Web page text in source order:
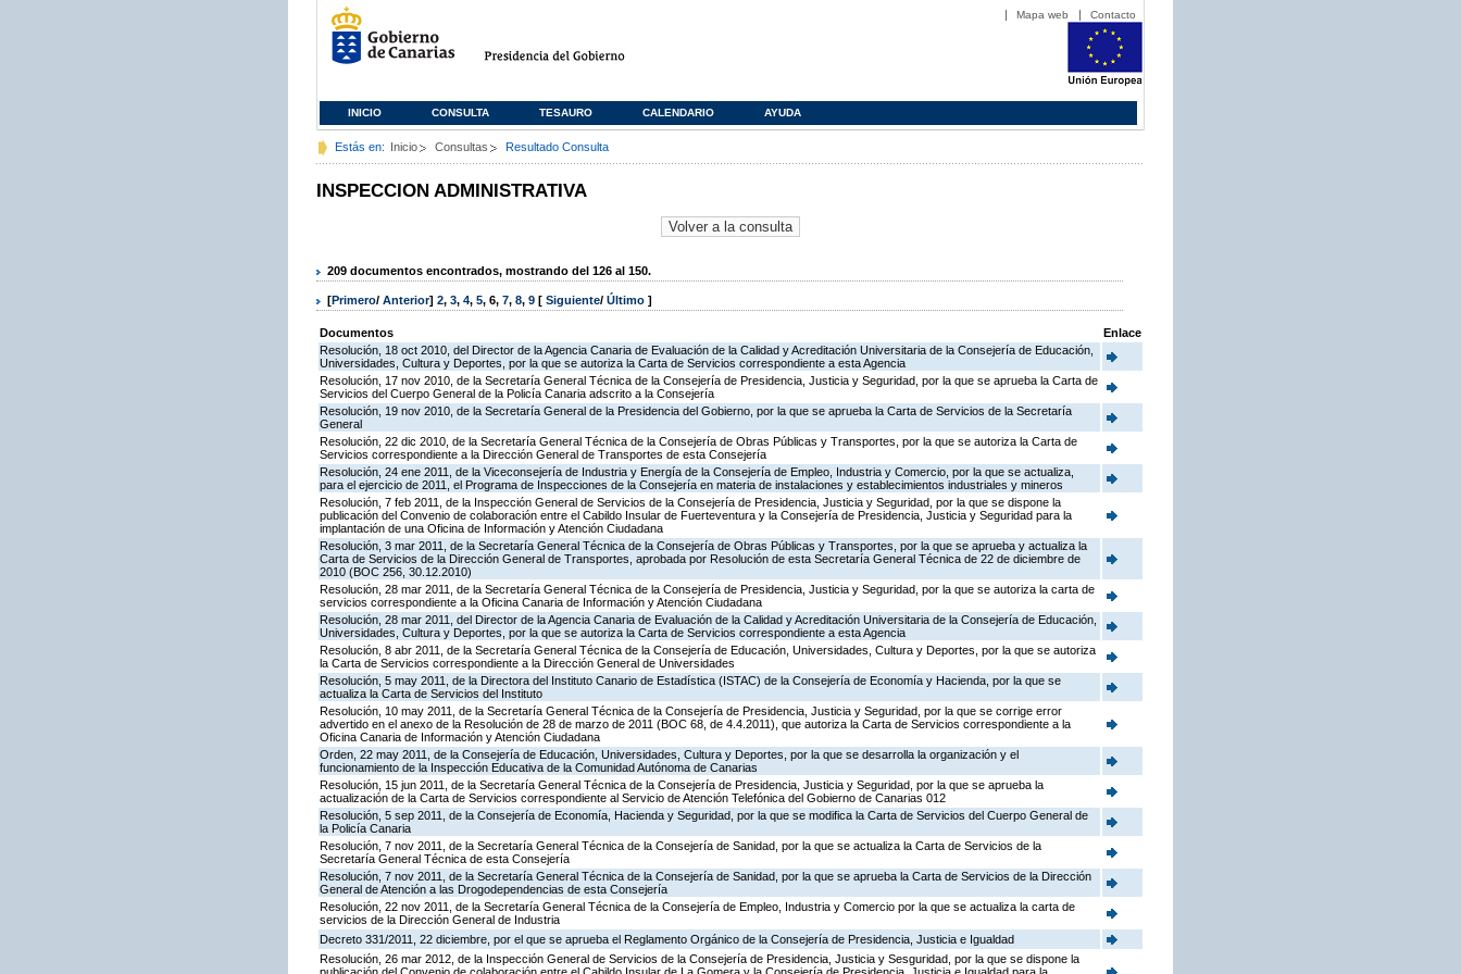
Mapa web Contacto
INICIO CONSULTA TESAURO CALENDARIO AYUDA
Estás en: Inicio Consultas Resultado Consulta
INSPECCION ADMINISTRATIVA
209 documentos encontrados, mostrando del 126 al 150.
[Primero/ Anterior] 2, 3, 4, 5, 6, 7, 8, 9 [ Siguiente/ Último ]
Documentos
Enlace
Resolución, 18 oct 2010, del Director de la Agencia Canaria de Evaluación de la Calidad y Acreditación Universitaria de la Consejería de Educación,
Universidades, Cultura y Deportes, por la que se autoriza la Carta de Servicios correspondiente a esta Agencia
Resolución, 17 nov 2010, de la Secretaría General Técnica de la Consejería de Presidencia, Justicia y Seguridad, por la que se aprueba la Carta de
Servicios del Cuerpo General de la Policía Canaria adscrito a la Consejería
Resolución, 19 nov 2010, de la Secretaría General de la Presidencia del Gobierno, por la que se aprueba la Carta de Servicios de la Secretaría
General
Resolución, 22 dic 2010, de la Secretaría General Técnica de la Consejería de Obras Públicas y Transportes, por la que se autoriza la Carta de
Servicios correspondiente a la Dirección General de Transportes de esta Consejería
Resolución, 24 ene 2011, de la Viceconsejería de Industria y Energía de la Consejería de Empleo, Industria y Comercio, por la que se actualiza,
para el ejercicio de 2011, el Programa de Inspecciones de la Consejería en materia de instalaciones y establecimientos industriales y mineros
Resolución, 7 feb 2011, de la Inspección General de Servicios de la Consejería de Presidencia, Justicia y Seguridad, por la que se dispone la
publicación del Convenio de colaboración entre el Cabildo Insular de Fuerteventura y la Consejería de Presidencia, Justicia y Seguridad para la
implantación de una Oficina de Información y Atención Ciudadana
Resolución, 3 mar 2011, de la Secretaría General Técnica de la Consejería de Obras Públicas y Transportes, por la que se aprueba y actualiza la
Carta de Servicios de la Dirección General de Transportes, aprobada por Resolución de esta Secretaría General Técnica de 22 de diciembre de
2010 (BOC 256, 30.12.2010)
Resolución, 28 mar 2011, de la Secretaría General Técnica de la Consejería de Presidencia, Justicia y Seguridad, por la que se autoriza la carta de
servicios correspondiente a la Oficina Canaria de Información y Atención Ciudadana
Resolución, 28 mar 2011, del Director de la Agencia Canaria de Evaluación de la Calidad y Acreditación Universitaria de la Consejería de Educación,
Universidades, Cultura y Deportes, por la que se autoriza la Carta de Servicios correspondiente a esta Agencia
Resolución, 8 abr 2011, de la Secretaría General Técnica de la Consejería de Educación, Universidades, Cultura y Deportes, por la que se autoriza
la Carta de Servicios correspondiente a la Dirección General de Universidades
Resolución, 5 may 2011, de la Directora del Instituto Canario de Estadística (ISTAC) de la Consejería de Economía y Hacienda, por la que se
actualiza la Carta de Servicios del Instituto
Resolución, 10 may 2011, de la Secretaría General Técnica de la Consejería de Presidencia, Justicia y Seguridad, por la que se corrige error
advertido en el anexo de la Resolución de 28 de marzo de 2011 (BOC 68, de 4.4.2011), que autoriza la Carta de Servicios correspondiente a la
Oficina Canaria de Información y Atención Ciudadana
Orden, 22 may 2011, de la Consejería de Educación, Universidades, Cultura y Deportes, por la que se desarrolla la organización y el
funcionamiento de la Inspección Educativa de la Comunidad Autónoma de Canarias
Resolución, 15 jun 2011, de la Secretaría General Técnica de la Consejería de Presidencia, Justicia y Seguridad, por la que se aprueba la
actualización de la Carta de Servicios correspondiente al Servicio de Atención Telefónica del Gobierno de Canarias 012
Resolución, 5 sep 2011, de la Consejería de Economía, Hacienda y Seguridad, por la que se modifica la Carta de Servicios del Cuerpo General de
la Policía Canaria
Resolución, 7 nov 2011, de la Secretaría General Técnica de la Consejería de Sanidad, por la que se actualiza la Carta de Servicios de la
Secretaría General Técnica de esta Consejería
Resolución, 7 nov 2011, de la Secretaría General Técnica de la Consejería de Sanidad, por la que se aprueba la Carta de Servicios de la Dirección
General de Atención a las Drogodependencias de esta Consejería
Resolución, 22 nov 2011, de la Secretaría General Técnica de la Consejería de Empleo, Industria y Comercio por la que se actualiza la carta de
servicios de la Dirección General de Industria
Decreto 331/2011, 22 diciembre, por el que se aprueba el Reglamento Orgánico de la Consejería de Presidencia, Justicia e Igualdad
Resolución, 26 mar 2012, de la Inspección General de Servicios de la Consejería de Presidencia, Justicia y Sesguridad, por la que se dispone la